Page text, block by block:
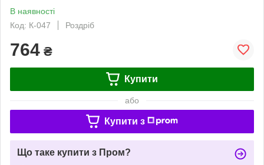
В наявності
Код: К-047
Роздріб
764 ₴
Купити
або
Купити з
Що таке купити з Пром?